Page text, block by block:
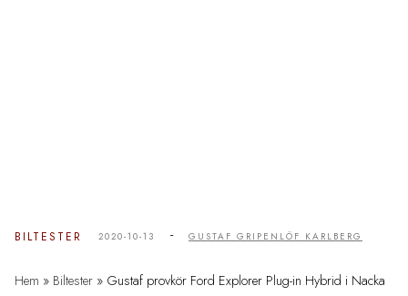
BILTESTER 2020-10-13 - GUSTAF GRIPENLÖF KARLBERG
Hem » Biltester » Gustaf provkör Ford Explorer Plug-in Hybrid i Nacka